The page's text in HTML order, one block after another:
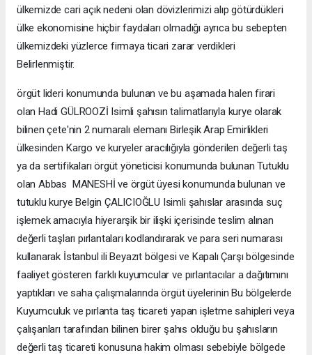
ülkemizde cari açık nedeni olan dövizlerimizi alıp götürdükleri
ülke ekonomisine hiçbir faydaları olmadığı ayrıca bu sebepten
ülkemizdeki yüzlerce firmaya ticari zarar verdikleri
Belirlenmiştir.
örgüt lideri konumunda bulunan ve bu aşamada halen firari
olan Hadi GÜLROOZİ Isimli şahısın talimatlarıyla kurye olarak
bilinen çete'nin 2 numaralı elemanı Birleşik Arap Emirlikleri
ülkesinden Kargo ve kuryeler aracılığıyla gönderilen değerli taş
ya da sertifikaları örgüt yöneticisi konumunda bulunan Tutuklu
olan Abbas MANESHİ ve örgüt üyesi konumunda bulunan ve
tutuklu kurye Belgin ÇALICIOĞLU Isimli şahıslar arasında suç
işlemek amacıyla hiyerarşik bir ilişki içerisinde teslim alınan
değerli taşları pırlantaları kodlandırarak ve para seri numarası
kullanarak İstanbul ili Beyazıt bölgesi ve Kapalı Çarşı bölgesinde
faaliyet gösteren farklı kuyumcular ve pırlantacılar a dağıtımını
yaptıkları ve saha çalışmalarında örgüt üyelerinin Bu bölgelerde
Kuyumculuk ve pırlanta taş ticareti yapan işletme sahipleri veya
çalışanları tarafından bilinen birer şahıs olduğu bu şahısların
değerli taş ticareti konusuna hakim olması sebebiyle bölgede